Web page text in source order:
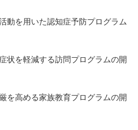
動を用いた認知症予防プログラム
状を軽減する訪問プログラムの開
を高める家族教育プログラムの開